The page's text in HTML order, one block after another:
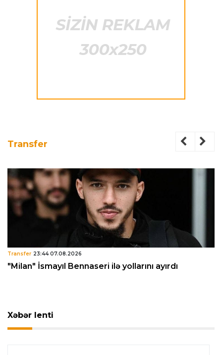
Transfer
Transfer 23:44 07.08.2026
"Milan" İsmayıl Bennaseri ilə yollarını ayırdı
Xəbər lenti